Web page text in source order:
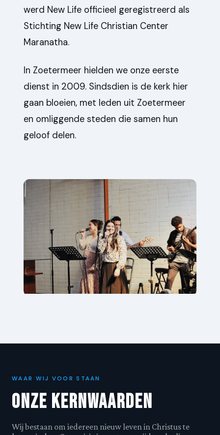
werd New Life officieel geregistreerd als
Stichting New Life Christian Center
Maranatha.
In Zoetermeer hielden we onze eerste
dienst in 2009. Sindsdien is de kerk hier
gaan bloeien, met leden uit Zoetermeer
en omliggende steden die samen hun
geloof delen.
WAAR WIJ VOOR STAAN
Onze Kernwaarden
Wij bestaan om iedereen nieuw leven in Christus te